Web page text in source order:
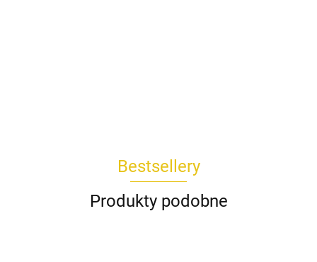
Bestsellery
Produkty podobne